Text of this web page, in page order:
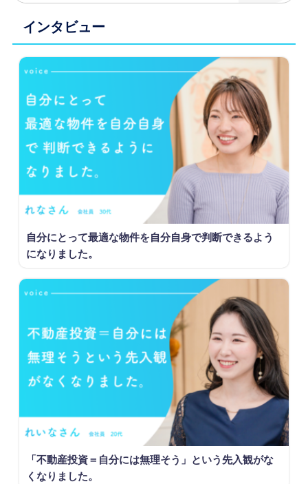
インタビュー
自分にとって最適な物件を自分自身で判断できるよう
になりました。
「不動産投資＝自分には無理そう」という先入観がな
くなりました。